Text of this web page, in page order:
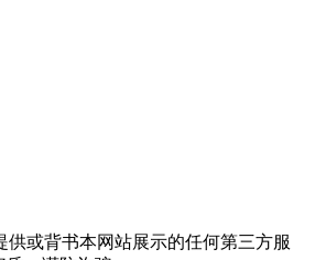
供或背书本网站展示的任何第三方服